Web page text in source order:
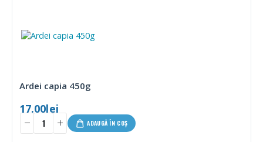
Ardei capia 450g
17.00lei
ADAUGĂ ÎN COȘ